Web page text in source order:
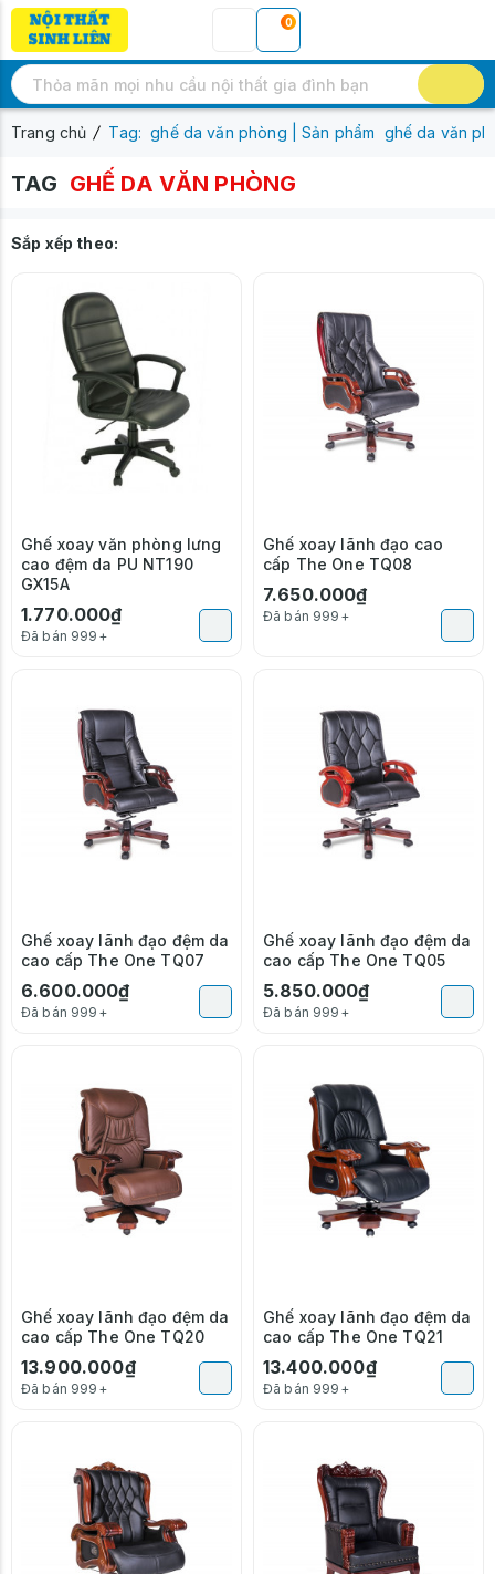
0
Trang chủ Tag: ghế da văn phòng | Sản phẩm ghế da văn
TAG GHẾ DA VĂN PHÒNG
Sắp xếp theo:
Ghế xoay văn phòng lưng
cao đệm da PU NT190
GX15A
1.770.000₫
Đã bán 999+
Ghế xoay lãnh đạo cao
cấp The One TQ08
7.650.000₫
Đã bán 999+
Ghế xoay lãnh đạo đệm da
cao cấp The One TQ07
6.600.000₫
Đã bán 999+
Ghế xoay lãnh đạo đệm da
cao cấp The One TQ05
5.850.000₫
Đã bán 999+
Ghế xoay lãnh đạo đệm da
cao cấp The One TQ20
13.900.000₫
Đã bán 999+
Ghế xoay lãnh đạo đệm da
cao cấp The One TQ21
13.400.000₫
Đã bán 999+